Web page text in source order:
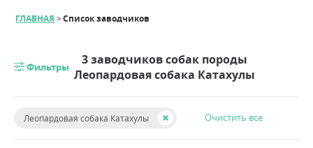
ГЛАВНАЯ Список заводчиков
Фильтры
3 заводчиков собак породы
Леопардовая собака Катахулы
Леопардовая собака Катахулы Очистить все